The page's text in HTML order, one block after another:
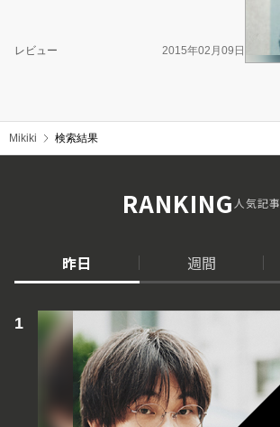
レビュー 2015年02月09日
Mikiki 検索結果
RANKING人気記事
昨日 週間